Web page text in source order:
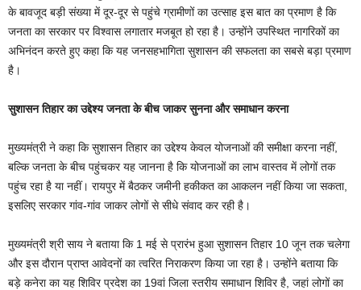
के बावजूद बड़ी संख्या में दूर-दूर से पहुंचे ग्रामीणों का उत्साह इस बात का प्रमाण है कि
जनता का सरकार पर विश्वास लगातार मजबूत हो रहा है। उन्होंने उपस्थित नागरिकों का
अभिनंदन करते हुए कहा कि यह जनसहभागिता सुशासन की सफलता का सबसे बड़ा प्रमाण
है।
सुशासन तिहार का उद्देश्य जनता के बीच जाकर सुनना और समाधान करना
मुख्यमंत्री ने कहा कि सुशासन तिहार का उद्देश्य केवल योजनाओं की समीक्षा करना नहीं,
बल्कि जनता के बीच पहुंचकर यह जानना है कि योजनाओं का लाभ वास्तव में लोगों तक
पहुंच रहा है या नहीं। रायपुर में बैठकर जमीनी हकीकत का आकलन नहीं किया जा सकता,
इसलिए सरकार गांव-गांव जाकर लोगों से सीधे संवाद कर रही है।
मुख्यमंत्री श्री साय ने बताया कि 1 मई से प्रारंभ हुआ सुशासन तिहार 10 जून तक चलेगा
और इस दौरान प्राप्त आवेदनों का त्वरित निराकरण किया जा रहा है। उन्होंने बताया कि
बड़े कनेरा का यह शिविर प्रदेश का 19वां जिला स्तरीय समाधान शिविर है, जहां लोगों का